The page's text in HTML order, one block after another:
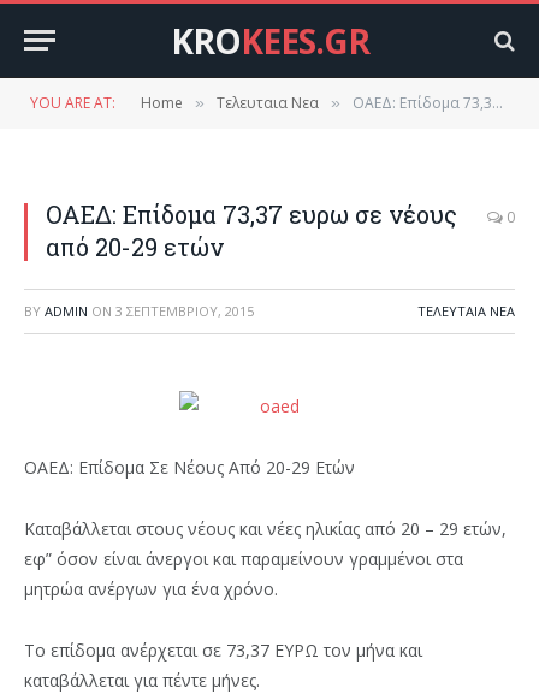
KROKEES.GR
YOU ARE AT: Home » Τελευταια Νεα » ΟΑΕΔ: Επίδομα 73,37 ευρω σε νέους από 20-29 ετών
ΟΑΕΔ: Επίδομα 73,37 ευρω σε νέους
από 20-29 ετών
0
BY ADMIN ON 3 ΣΕΠΤΕΜΒΡΊΟΥ, 2015 ΤΕΛΕΥΤΑΙΑ ΝΕΑ
ΟΑΕΔ: Επίδομα Σε Νέους Από 20-29 Ετών
Καταβάλλεται στους νέους και νέες ηλικίας από 20 – 29 ετών,
εφ” όσον είναι άνεργοι και παραμείνουν γραμμένοι στα
μητρώα ανέργων για ένα χρόνο.
Το επίδομα ανέρχεται σε 73,37 ΕΥΡΩ τον μήνα και
καταβάλλεται για πέντε μήνες.